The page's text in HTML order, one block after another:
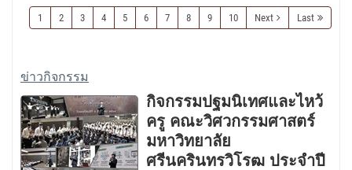
1 2 3 4 5 6 7 8 9 10 Next Last
ข่าวกิจกรรม
กิจกรรมปฐมนิเทศและไหว้
ครู คณะวิศวกรรมศาสตร์
มหาวิทยาลัย
ศรีนครินทรวิโรฒ ประจำปี